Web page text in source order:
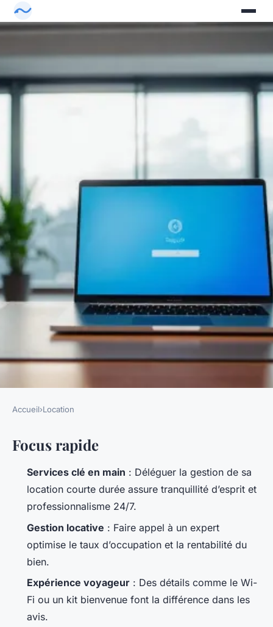
Pourquoi choisir ouikey pour
la location courte durée ?
Callista•09/04/2026 15:29• 9 min de lecture
Accueil›Location
Focus rapide
Services clé en main : Déléguer la gestion de sa
location courte durée assure tranquillité d’esprit et
professionnalisme 24/7.
Gestion locative : Faire appel à un expert
optimise le taux d’occupation et la rentabilité du
bien.
Expérience voyageur : Des détails comme le Wi-
Fi ou un kit bienvenue font la différence dans les
avis.